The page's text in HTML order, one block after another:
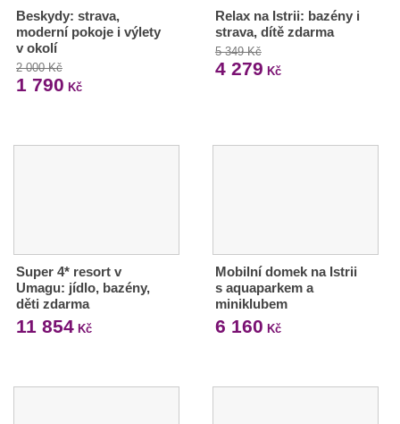
Beskydy: strava,
moderní pokoje i výlety
v okolí
2 000 Kč
1 790 Kč
Relax na Istrii: bazény i
strava, dítě zdarma
5 349 Kč
4 279 Kč
Super 4* resort v
Umagu: jídlo, bazény,
děti zdarma
11 854 Kč
Mobilní domek na Istrii
s aquaparkem a
miniklubem
6 160 Kč